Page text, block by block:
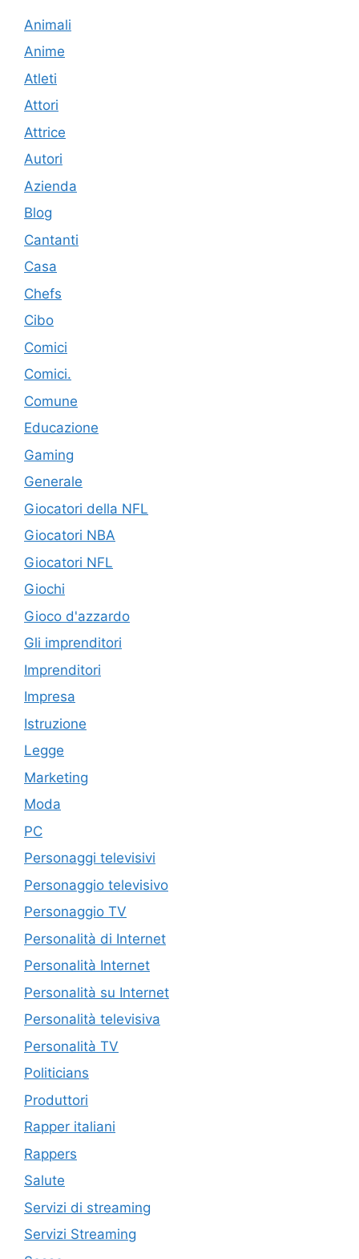
Animali
Anime
Atleti
Attori
Attrice
Autori
Azienda
Blog
Cantanti
Casa
Chefs
Cibo
Comici
Comici.
Comune
Educazione
Gaming
Generale
Giocatori della NFL
Giocatori NBA
Giocatori NFL
Giochi
Gioco d'azzardo
Gli imprenditori
Imprenditori
Impresa
Istruzione
Legge
Marketing
Moda
PC
Personaggi televisivi
Personaggio televisivo
Personaggio TV
Personalità di Internet
Personalità Internet
Personalità su Internet
Personalità televisiva
Personalità TV
Politicians
Produttori
Rapper italiani
Rappers
Salute
Servizi di streaming
Servizi Streaming